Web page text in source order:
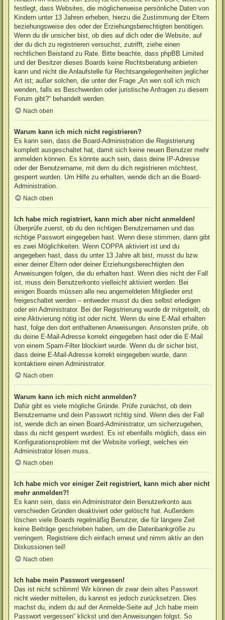
festlegt, dass Websites, die möglicherweise persönliche Daten von
Kindern unter 13 Jahren erheben, hierzu die Zustimmung der Eltern
beziehungsweise des oder der Erziehungsberechtigten benötigen.
Wenn du dir unsicher bist, ob dies auf dich oder die Website, auf
der du dich zu registrieren versuchst, zutrifft, ziehe einen
rechtlichen Beistand zu Rate. Bitte beachte, dass phpBB Limited
und der Besitzer dieses Boards keine Rechtsberatung anbieten
kann und nicht die Anlaufstelle für Rechtsangelegenheiten jeglicher
Art ist; außer solchen, die unter der Frage „An wen soll ich mich
wenden, falls es Beschwerden oder juristische Anfragen zu diesem
Forum gibt?“ behandelt werden.
Nach oben
Warum kann ich mich nicht registrieren?
Es kann sein, dass die Board-Administration die Registrierung
komplett ausgeschaltet hat, damit sich keine neuen Benutzer mehr
anmelden können. Es könnte auch sein, dass deine IP-Adresse
oder der Benutzername, mit dem du dich registrieren möchtest,
gesperrt wurden. Um Hilfe zu erhalten, wende dich an die Board-
Administration.
Nach oben
Ich habe mich registriert, kann mich aber nicht anmelden!
Überprüfe zuerst, ob du den richtigen Benutzernamen und das
richtige Passwort eingegeben hast. Wenn diese stimmen, dann gibt
es zwei Möglichkeiten. WennCOPPA aktiviert ist und du
angegeben hast, dass du unter 13 Jahre alt bist, musst du bzw.
einer deiner Eltern oder deiner Erziehungsberechtigten den
Anweisungen folgen, die du erhalten hast. Wenn dies nicht der Fall
ist, muss dein Benutzerkonto vielleicht aktiviert werden. Bei
einigen Boards müssen alle neu angemeldeten Mitglieder erst
freigeschaltet werden – entweder musst du dies selbst erledigen
oder ein Administrator. Bei der Registrierung wurde dir mitgeteilt, ob
eine Aktivierung nötig ist oder nicht. Wenn du eine E-Mail erhalten
hast, folge den dort enthaltenen Anweisungen. Ansonsten prüfe, ob
du deine E-Mail-Adresse korrekt eingegeben hast oder die E-Mail
von einem Spam-Filter blockiert wurde. Wenn du dir sicher bist,
dass deine E-Mail-Adresse korrekt eingegeben wurde, dann
kontaktiere einen Administrator.
Nach oben
Warum kann ich mich nicht anmelden?
Dafür gibt es viele mögliche Gründe. Prüfe zunächst, ob dein
Benutzername und dein Passwort richtig sind. Wenn dies der Fall
ist, wende dich an einen Board-Administrator, um sicherzugehen,
dass du nicht gesperrt wurdest. Es ist ebenfalls möglich, dass ein
Konfigurationsproblem mit der Website vorliegt, welches ein
Administrator lösen muss.
Nach oben
Ich habe mich vor einiger Zeit registriert, kann mich aber nicht
mehr anmelden?!
Es kann sein, dass ein Administrator dein Benutzerkonto aus
verschieden Gründen deaktiviert oder gelöscht hat. Außerdem
löschen viele Boards regelmäßig Benutzer, die für längere Zeit
keine Beiträge geschrieben haben, um die Datenbankgröße zu
verringern. Registriere dich einfach erneut und nimm aktiv an den
Diskussionen teil!
Nach oben
Ich habe mein Passwort vergessen!
Das ist nicht schlimm! Wir können dir zwar dein altes Passwort
nicht wieder mitteilen, du kannst es jedoch zurücksetzen. Dies
machst du, indem du auf der Anmelde-Seite auf „Ich habe mein
Passwort vergessen“ klickst und den Anweisungen folgst. So